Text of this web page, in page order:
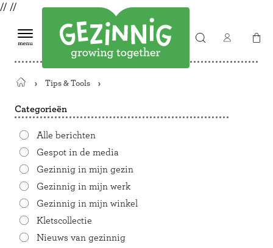
// //
Terug
de
Tips & Tools
Categorieën
Alle berichten
Gespot in de media
Gezinnig in mijn gezin
Gezinnig in mijn werk
Gezinnig in mijn winkel
Kletscollectie
Nieuws van gezinnig